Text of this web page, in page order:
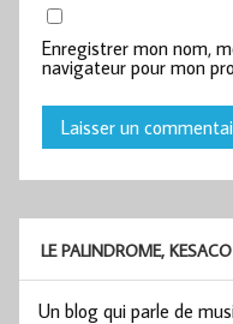
Enregistrer mon nom,
navigateur pour mon
LE PALINDROME,
Un blog qui parle de